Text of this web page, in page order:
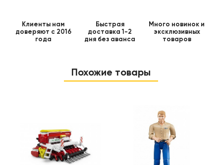
Клиенты нам
доверяют с 2016
года
Быстрая
доставка 1-2
дня без аванса
Много новинок и
эксклюзивных
товаров
Похожие товары